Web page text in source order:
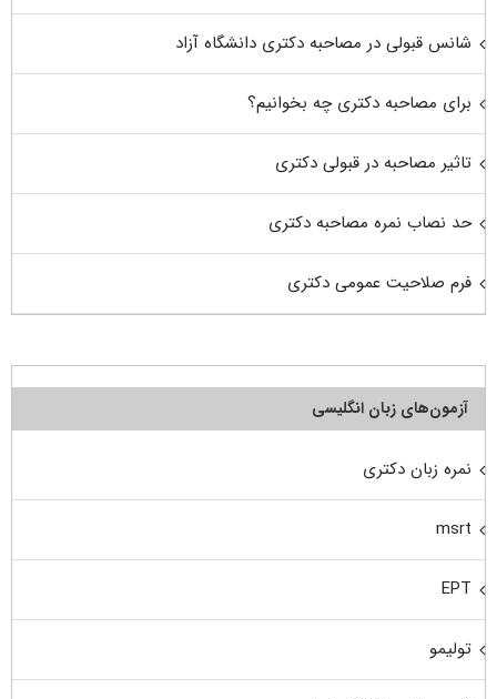
شانس قبولی در مصاحبه دکتری دانشگاه آزاد
برای مصاحبه دکتری چه بخوانیم؟
تاثیر مصاحبه در قبولی دکتری
حد نصاب نمره مصاحبه دکتری
فرم صلاحیت عمومی دکتری
آزمون‌های زبان انگلیسی
نمره زبان دکتری
msrt
EPT
تولیمو